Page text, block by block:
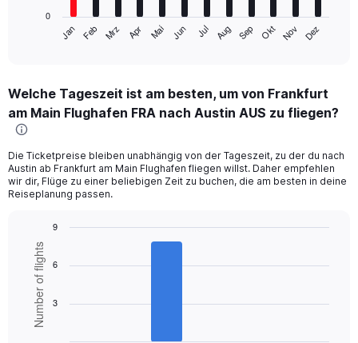
Range:
12
categories.
chart
has
1
displaying
values.
Range:
900.
Jan Feb Mrz Apr Mai Jun Jul Aug Sep Okt Nov Dez
0
Welche Tageszeit ist am besten, um von Frankfurt
am Main Flughafen FRA nach Austin AUS zu fliegen?
Die Ticketpreise bleiben unabhängig von der Tageszeit, zu der du nach
Austin ab Frankfurt am Main Flughafen fliegen willst. Daher empfehlen
wir dir, Flüge zu einer beliebigen Zeit zu buchen, die am besten in deine
Reiseplanung passen.
Bar
chart
with
bars.
The
Chart
graphic.
Number of flights 3
6
9